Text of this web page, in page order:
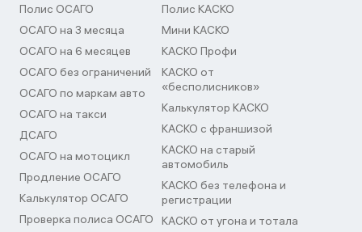
Полис ОСАГО
ОСАГО на 3 месяца
ОСАГО на 6 месяцев
ОСАГО без ограничений
ОСАГО по маркам авто
ОСАГО на такси
ДСАГО
ОСАГО на мотоцикл
Продление ОСАГО
Калькулятор ОСАГО
Проверка полиса ОСАГО
Полис КАСКО
Мини КАСКО
КАСКО Профи
КАСКО от
«бесполисников»
Калькулятор КАСКО
КАСКО с франшизой
КАСКО на старый
автомобиль
КАСКО без телефона и
регистрации
КАСКО от угона и тотала